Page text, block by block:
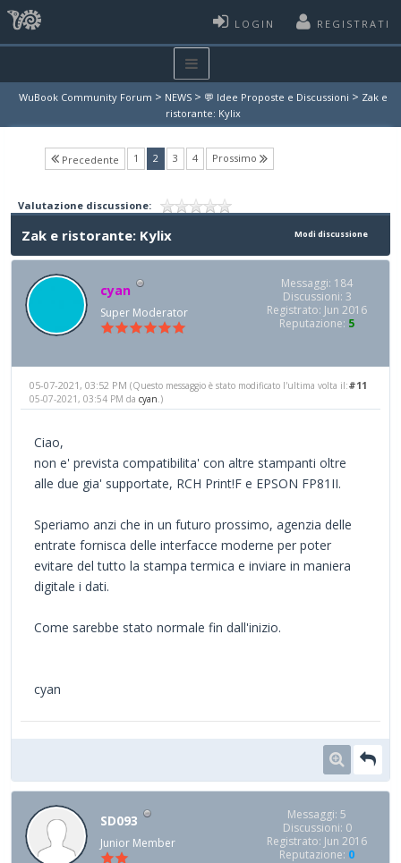
LOGIN REGISTRATI
WuBook Community Forum > NEWS > 💬 Idee Proposte e Discussioni > Zak e
ristorante: Kylix
Precedente 1 2(current)
3 4 Prossimo
Valutazione discussione:
Modi discussione
Zak e ristorante: Kylix
cyan
Super Moderator
Messaggi: 184
Discussioni: 3
Registrato: Jun 2016
Reputazione: 5
#11
05-07-2021, 03:52 PM (Questo messaggio è stato modificato l'ultima volta il:
05-07-2021, 03:54 PM da cyan .)
Ciao,
non e' prevista compatibilita' con altre stampanti oltre
alle due gia' supportate, RCH Print!F e EPSON FP81II.
Speriamo anzi che in un futuro prossimo, agenzia delle
entrate fornisca delle interfacce moderne per poter
evitare del tutto la stampa termica e inviare in maniera
digitale i dati.
Come sarebbe stato normale fin dall'inizio.
cyan
SD093
Junior Member
Messaggi: 5
Discussioni: 0
Registrato: Jun 2016
Reputazione: 0